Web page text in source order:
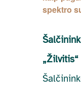
spektro
„Žilvitis“